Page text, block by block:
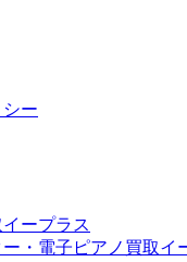
ー
ープラス
・電子ピアノ買取イ